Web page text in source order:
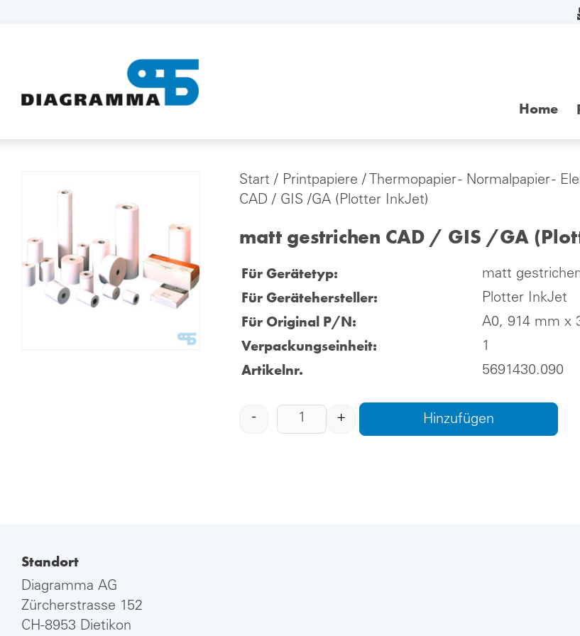
Home
Start / Printpapiere / Thermopapier - Normalpapier -
CAD / GIS /GA (Plotter InkJet)
matt gestrichen CAD / GIS /GA
Für Gerätetyp: matt
Für Gerätehersteller: Plotter InkJet
Für Original P/N: A0, 914 mm x
Verpackungseinheit: 1
Artikelnr. 5691430.090
- + Hinzufügen
Standort
Diagramma AG
Zürcherstrasse 152
CH-8953 Dietikon